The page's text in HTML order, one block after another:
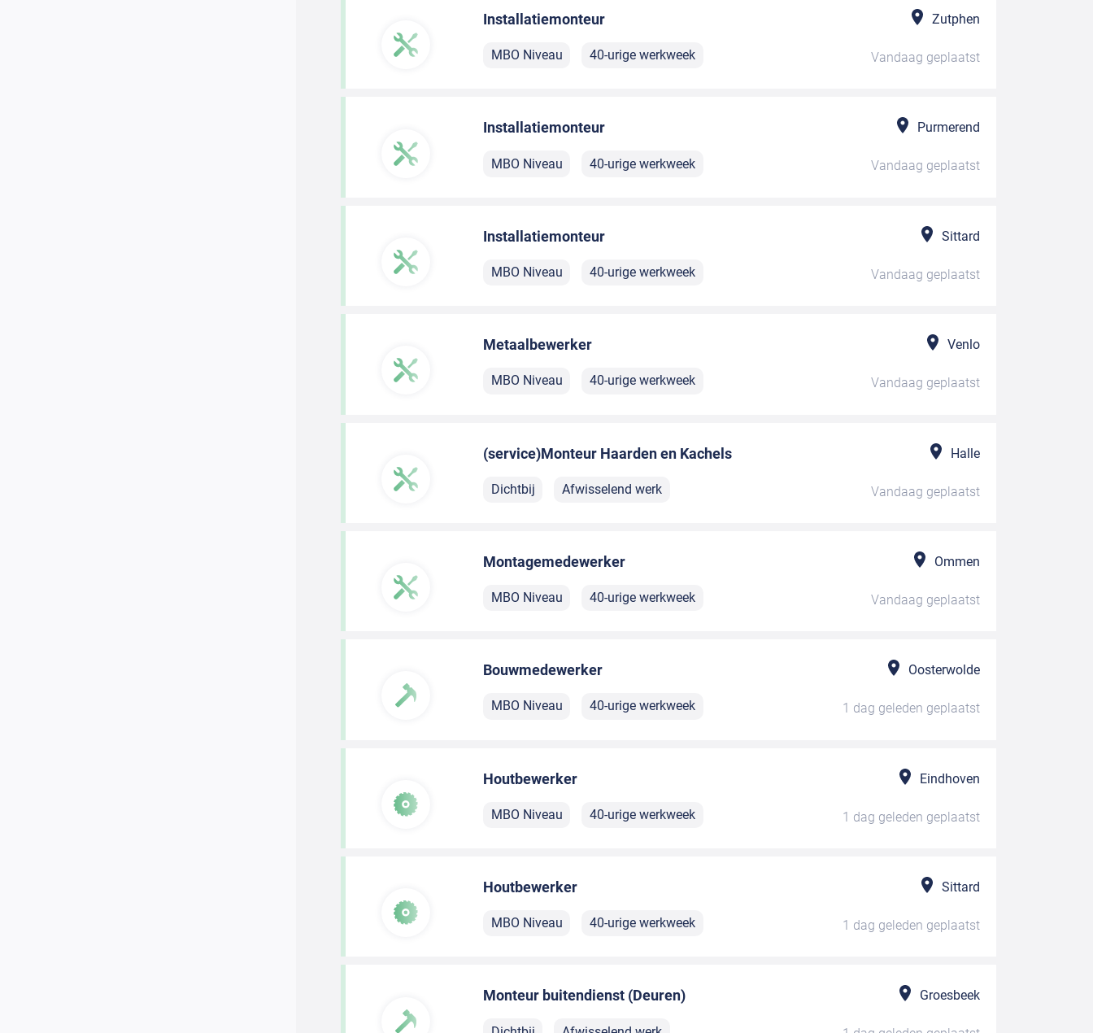
Installatiemonteur Zutphen
MBO Niveau 40-urige werkweek Vandaag geplaatst
Installatiemonteur Purmerend
MBO Niveau 40-urige werkweek Vandaag geplaatst
Installatiemonteur Sittard
MBO Niveau 40-urige werkweek Vandaag geplaatst
Metaalbewerker Venlo
MBO Niveau 40-urige werkweek Vandaag geplaatst
(service)Monteur Haarden en Kachels Halle
Dichtbij Afwisselend werk Vandaag geplaatst
Montagemedewerker Ommen
MBO Niveau 40-urige werkweek Vandaag geplaatst
Bouwmedewerker Oosterwolde
MBO Niveau 40-urige werkweek 1 dag geleden geplaatst
Houtbewerker Eindhoven
MBO Niveau 40-urige werkweek 1 dag geleden geplaatst
Houtbewerker Sittard
MBO Niveau 40-urige werkweek 1 dag geleden geplaatst
Monteur buitendienst (Deuren) Groesbeek